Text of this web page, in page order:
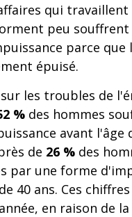
qui travaillent
peu souffrent
parce que
épuisé.
sur les troubles de
% des hommes
avant l'âge
de 26 % des
par une forme
40 ans. Ces
en raison de